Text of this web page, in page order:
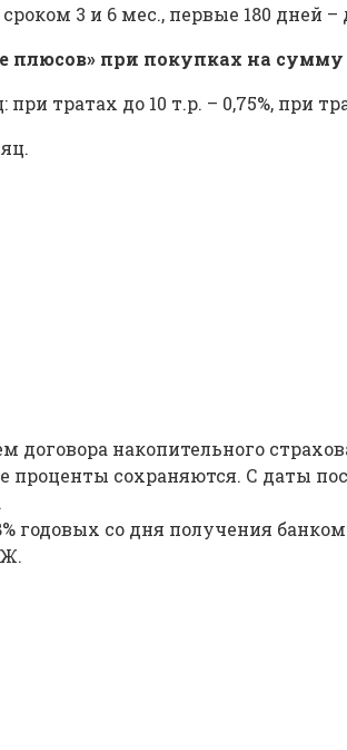
3 и 6 мес., первые 180 дней –
при покупках на сумму
тратах до 10 т.р. – 0,75%, при
накопительного
сохраняются. С даты
годовых со дня получения